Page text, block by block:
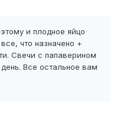
и плодное яйцо
что назначено +
Свечи с папаверином
Все остальное вам